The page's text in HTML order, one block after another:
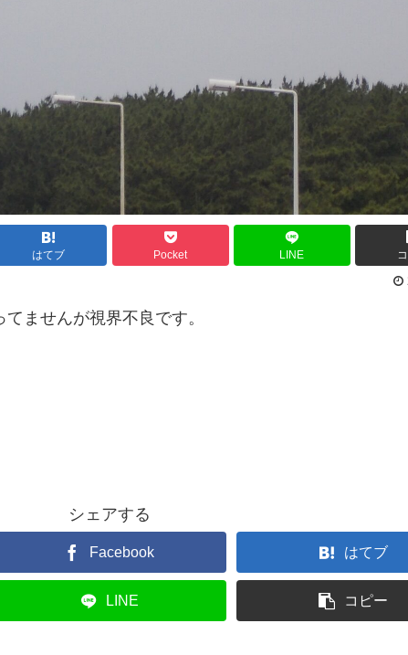
はてブ Pocket LINE
ませんが視界不良です。
シェアする
Facebook はてブ
LINE コピー